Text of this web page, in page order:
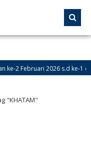
Februari 2026 s.d ke-1 dan
"KHATAM"